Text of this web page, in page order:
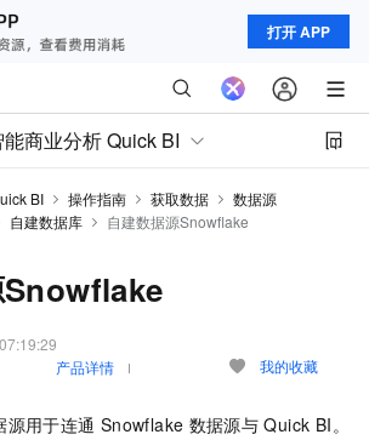
打开 APP
能商业分析 Quick BI
BI 操作指南 获取数据
数据源
自建数据库 自建数据源Snowflake
Snowflake
产品详情 我的收藏
源用于连通 Snowflake 数据源与 Quick BI。